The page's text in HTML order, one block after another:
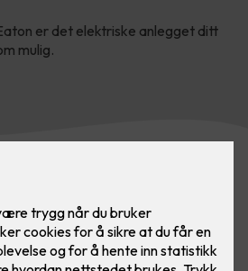
er det elektriske anlegget ditt
mulig.